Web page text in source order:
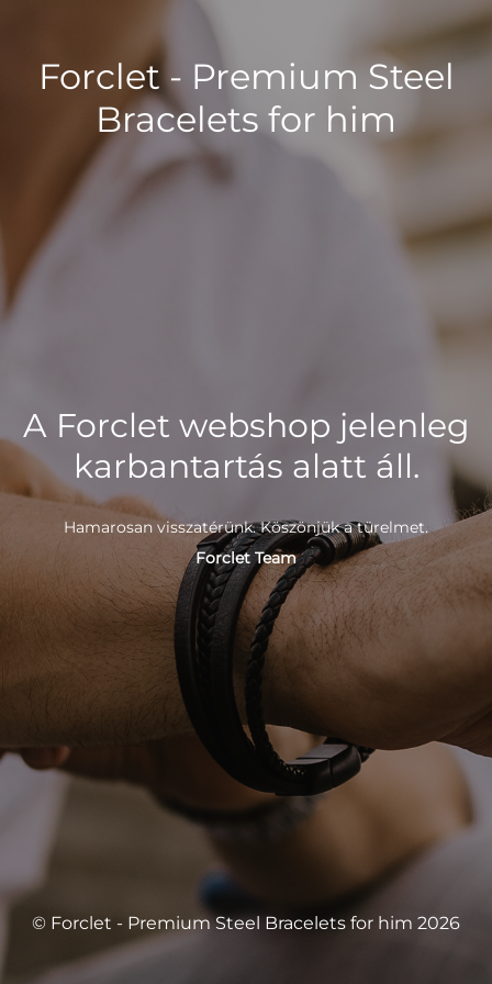
Forclet - Premium Steel
Bracelets for him
A Forclet webshop jelenleg
karbantartás alatt áll.
Hamarosan visszatérünk. Köszönjük a türelmet.
Forclet Team
© Forclet - Premium Steel Bracelets for him 2026